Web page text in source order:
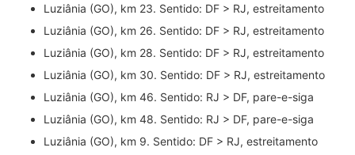
Luziânia (GO), km 23. Sentido: DF > RJ, estreitamento
Luziânia (GO), km 26. Sentido: DF > RJ, estreitamento
Luziânia (GO), km 28. Sentido: DF > RJ, estreitamento
Luziânia (GO), km 30. Sentido: DF > RJ, estreitamento
Luziânia (GO), km 46. Sentido: RJ > DF, pare-e-siga
Luziânia (GO), km 48. Sentido: RJ > DF, pare-e-siga
Luziânia (GO), km 9. Sentido: DF > RJ, estreitamento